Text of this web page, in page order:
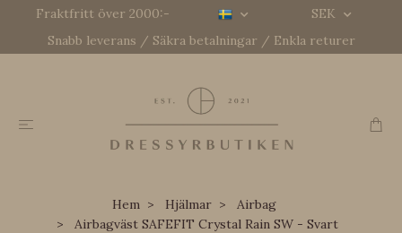
Fraktfritt över 2000:-
SEK
Snabb leverans / Säkra betalningar / Enkla returer
Hem Hjälmar
Airbag
Airbagväst SAFEFIT Crystal Rain SW - Svart